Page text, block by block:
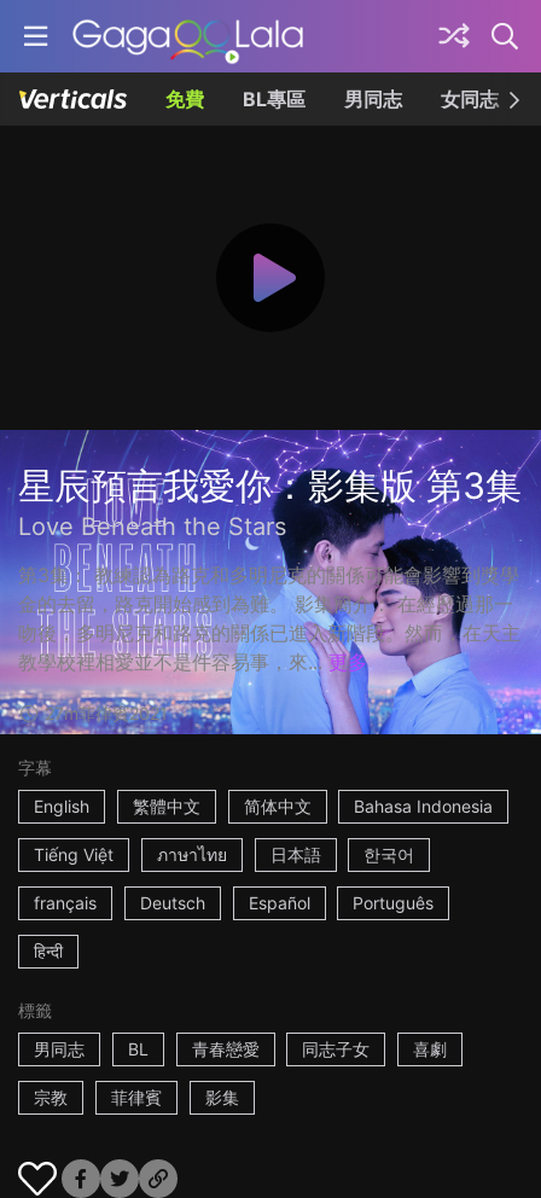
免費 BL專區 男同志 女同志
星辰預言我愛你：影集版 第3集
Love Beneath the Stars
第3集： 教練認為路克和多明尼克的關係可能會影響到獎學
金的去留，路克開始感到為難。 影集簡介： 在經歷過那一
吻後，多明尼克和路克的關係已進入新階段。然而，在天主
教學校裡相愛並不是件容易事，來... 更多
27m菲律賓2021
字幕
English
繁體中文 简体中文 Bahasa Indonesia
Tiếng Việt ภาษาไทย 日本語 한국어
français Deutsch Español Português
हिन्दी
標籤
男同志
BL 青春戀愛 同志子女 喜劇
宗教 菲律賓 影集